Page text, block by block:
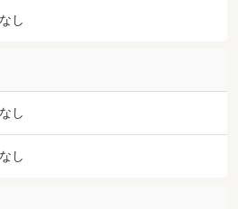
なし
なし
なし